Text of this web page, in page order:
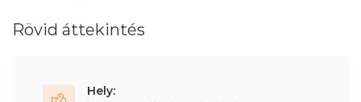
Rövid áttekintés
Hely: